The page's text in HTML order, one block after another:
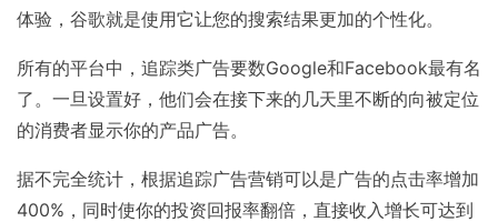
体验，谷歌就是使用它让您的搜索结果更加的个性化。
所有的平台中，追踪类广告要数Google和Facebook最有名
了。一旦设置好，他们会在接下来的几天里不断的向被定位
的消费者显示你的产品广告。
据不完全统计，根据追踪广告营销可以是广告的点击率增加
400%，同时使你的投资回报率翻倍，直接收入增长可达到